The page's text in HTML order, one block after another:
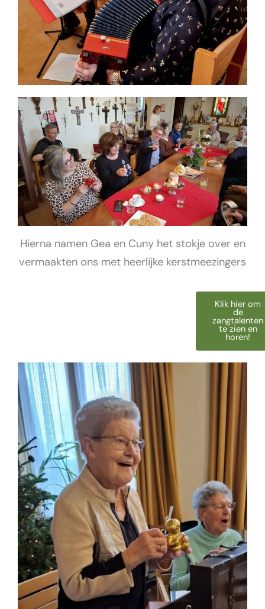
Hierna namen Gea en Cuny het stokje over en
vermaakten ons met heerlijke kerstmeezingers
Klik hier om
de
zangtalenten
te zien en
horen!